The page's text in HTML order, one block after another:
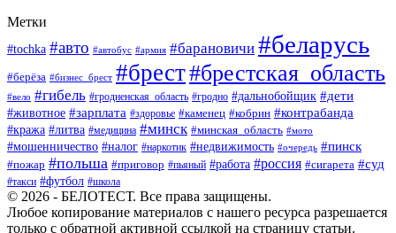
Метки
#tochka #авто #автобус #армия #барановичи #беларусь
#берёза #бизнес_брест #брест#брестская_область
#вело #гибель #гродненская_область #гродно #дальнобойщик #дети
#животное #зарплата #здоровье #каменец #кобрин #контрабанда
#кража #литва #медицина #минск #минская_область #мото
#мошенничество #налог #наркотик #недвижимость #очередь #пинск
#пожар #польша #приговор #пьяный #работа #россия #сигарета #суд
#такси #футбол #школа
© 2026 - БЕЛОТЕСТ. Все права защищены.
Любое копирование материалов с нашего ресурса разрешается
только с обратной активной ссылкой на страницу статьи.